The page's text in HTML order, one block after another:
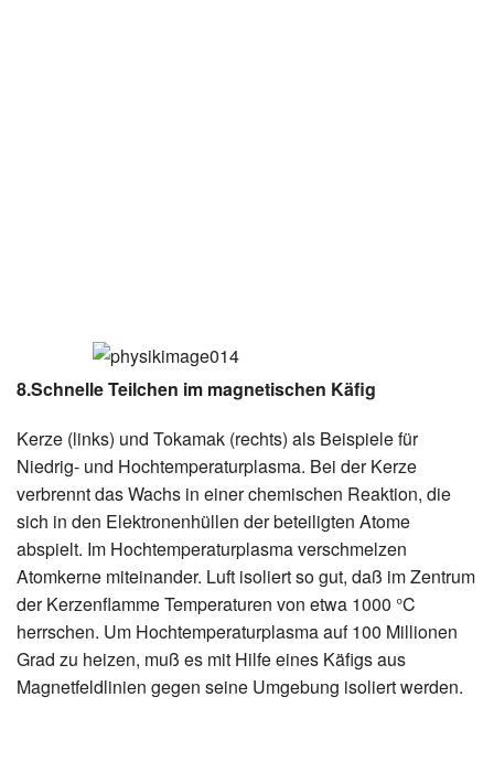
8.Schnelle Teilchen im magnetischen Käfig
Kerze (links) und Tokamak (rechts) als Beispiele für
Niedrig- und Hochtemperaturplasma. Bei der Kerze
verbrennt das Wachs in einer chemischen Reaktion, die
sich in den Elektronenhüllen der beteiligten Atome
abspielt. Im Hochtemperaturplasma verschmelzen
Atomkerne miteinander. Luft isoliert so gut, daß im Zentrum
der Kerzenflamme Temperaturen von etwa 1000 °C
herrschen. Um Hochtemperaturplasma auf 100 Millionen
Grad zu heizen, muß es mit Hilfe eines Käfigs aus
Magnetfeldlinien gegen seine Umgebung isoliert werden.